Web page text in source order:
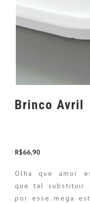
Brinco Avril
R$66,90
Olha que amor
que tal substituir
por esse mega